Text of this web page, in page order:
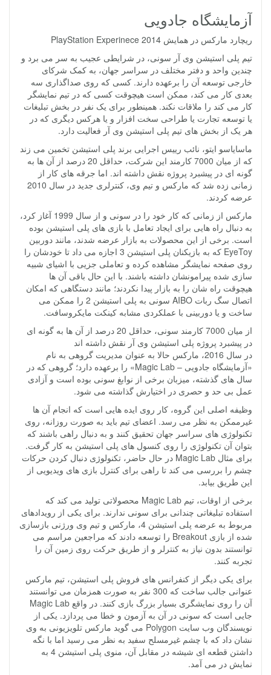
آزمایشگاه جادویی
ریچارد مارکس در همایش PlayStation Experinece 2014
تیم پلی استیشن وی آر سونی، در شرایطی عجیب به سر می برد و
چندین واحد و دفتر مختلف در سراسر جهان، به کمک شرکای
خارجی توسعه آن را برعهده دارند. کسی که روی صداگذاری سه
بعدی کار می کند، ممکن است هیچوقت کسی که در تیم نمایشگر
کار می کند را ملاقات نکند. همینطور برای یک نفر در بخش تبلیغات
یا توسعه تجارت یا طراحی سخت افزار و یا هرکس دیگری که در
هر یک از بخش های تیم پلی استیشن وی آر فعالیت دارد.
ماسایاسو ایتو، نائب رییس اجرایی برند پلی استیشن تخمین می زند
که از میان 7000 کارمند این شرکت، حداقل 20 درصد از آن ها به
گونه ای در پیشبرد پروژه نقش داشته اند. اما جرقه های کار از
زمانی زده شد که مارکس و تیم وی، کنترلری جدید در سال 2010
عرضه کردند.
مارکس از زمانی که کار خود را در سونی و از سال 1999 آغاز کرد،
به دنبال راه هایی برای ایجاد تعامل با بازی های پلی استیشن بوده
است. برخی از این محصولات به بازار عرضه شدند، مانند دوربین
EyeToy که به بازیکنان پلی استیشن 3 اجازه می داد تا خودشان را
روی صفحه نمایشگر مشاهده کرده و تعاملی جزیی با اشیای شبیه
سازی شده پیرامونشان داشته باشند. با این حال باقی آن ها
هیچوقت راه شان را به بازار پیدا نکردند؛ مانند دستگاهی که امکان
اتصال سگ ربات AIBO سونی به پلی استیشن 2 را ممکن می
ساخت و یا دوربینی با عملکردی مشابه کینکت مایکروسافت.
از میان 7000 کارمند سونی، حداقل 20 درصد از آن ها به گونه ای
در پیشبرد پروژه پلی استیشن وی آر نقش داشته اند
در سال 2016، مارکس حالا به عنوان مدیریت گروهی به نام
«آزمایشگاه جادویی – Magic Lab» را برعهده دارد؛ گروهی که در
سال های گذشته، میزبان برخی از نوابغ سونی بوده است و آزادی
عمل بی حد و حصری در اختیارش گذاشته می شود.
وظیفه اصلی این گروه، کار روی ایده هایی است که انجام آن ها
غیرممکن به نظر می رسد. اعضای تیم باید به صورت روزانه، روی
تکنولوژی های سراسر جهان تحقیق کنند و به دنبال راهی باشند که
بتوان آن تکنولوژی را روی کنسول های پلی استیشن به کار گرفت.
برای مثال Magic Lab در حال حاضر، تکنولوژی دنبال کردن حرکات
چشم را بررسی می کند تا راهی برای کنترل بازی های ویدیویی از
این طریق بیابد.
برخی از اوقات، تیم Magic Lab محصولاتی تولید می کند که
استفاده تبلیغاتی چندانی برای سونی ندارند. برای یکی از رویدادهای
مربوط به عرضه پلی استیشن 4، مارکس و تیم وی ورژنی بازسازی
شده از بازی Breakout را توسعه دادند که مراجعین مراسم می
توانستند بدون نیاز به کنترلر و از طریق حرکت روی زمین آن را
تجربه کنند.
برای یکی دیگر از کنفرانس های فروش پلی استیشن، تیم مارکس
عنوانی جالب ساخت که 300 نفر به صورت همزمان می توانستند
آن را روی نمایشگری بسیار بزرگ بازی کنند. در واقع Magic Lab
جایی است که سونی در آن به آزمون و خطا می پردازد. یکی از
نویسندگان وب سایت Polygon می گوید مارکس تلویزیونی به وی
نشان داد که با چشم غیرمسلح سفید به نظر می رسید اما با نگه
داشتن قطعه ای شیشه در مقابل آن، منوی پلی استیشن 4 به
نمایش در می آمد.